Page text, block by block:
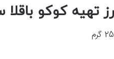
تهیه کوکو باقلا